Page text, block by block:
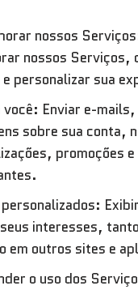
nossos
nossos Serviços,
personalizar sua
você: Enviar e-
sobre sua conta,
promoções
interesses,
em outros sites e
o uso dos